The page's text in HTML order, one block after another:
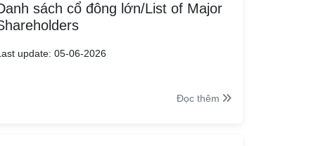
sách cổ đông lớn/List of Major
update: 05-06-2026
Đọc thêm